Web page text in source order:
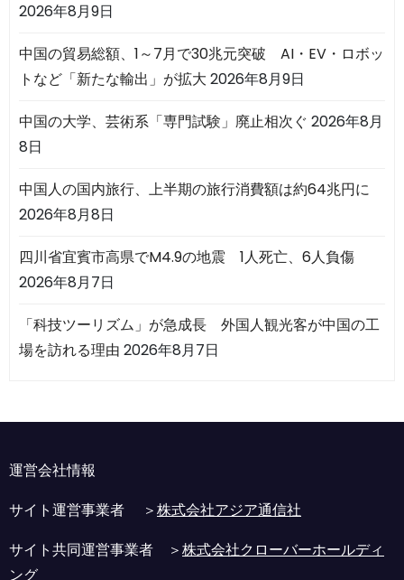
2026年8月9日
中国の貿易総額、1～7月で30兆元突破 AI・EV・ロボッ
トなど「新たな輸出」が拡大 2026年8月9日
中国の大学、芸術系「専門試験」廃止相次ぐ 2026年8月
8日
中国人の国内旅行、上半期の旅行消費額は約64兆円に
2026年8月8日
四川省宜賓市高県でM4.9の地震 1人死亡、6人負傷
2026年8月7日
「科技ツーリズム」が急成長 外国人観光客が中国の工
場を訪れる理由 2026年8月7日
運営会社情報
サイト運営事業者 ＞株式会社アジア通信社
サイト共同運営事業者 ＞株式会社クローバーホールディ
ング